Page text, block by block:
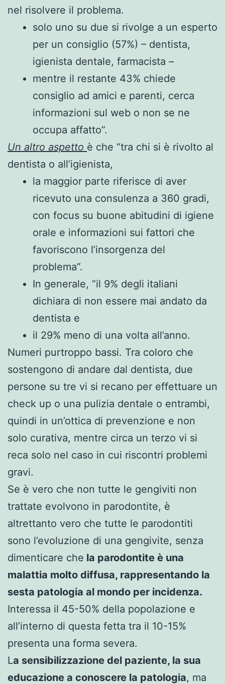
nel risolvere il problema.
solo uno su due si rivolge a un esperto
per un consiglio (57%) – dentista,
igienista dentale, farmacista –
mentre il restante 43% chiede
consiglio ad amici e parenti, cerca
informazioni sul web o non se ne
occupa affatto”.
Un altro aspetto è che “tra chi si è rivolto al
dentista o all’igienista,
la maggior parte riferisce di aver
ricevuto una consulenza a 360 gradi,
con focus su buone abitudini di igiene
orale e informazioni sui fattori che
favoriscono l’insorgenza del
problema”.
In generale, “il 9% degli italiani
dichiara di non essere mai andato da
dentista e
il 29% meno di una volta all’anno.
Numeri purtroppo bassi. Tra coloro che
sostengono di andare dal dentista, due
persone su tre vi si recano per effettuare un
check up o una pulizia dentale o entrambi,
quindi in un’ottica di prevenzione e non
solo curativa, mentre circa un terzo vi si
reca solo nel caso in cui riscontri problemi
gravi.
Se è vero che non tutte le gengiviti non
trattate evolvono in parodontite, è
altrettanto vero che tutte le parodontiti
sono l’evoluzione di una gengivite, senza
dimenticare che la parodontite è una
malattia molto diffusa, rappresentando la
sesta patologia al mondo per incidenza.
Interessa il 45-50% della popolazione e
all’interno di questa fetta tra il 10-15%
presenta una forma severa.
La sensibilizzazione del paziente, la sua
educazione a conoscere la patologia, ma